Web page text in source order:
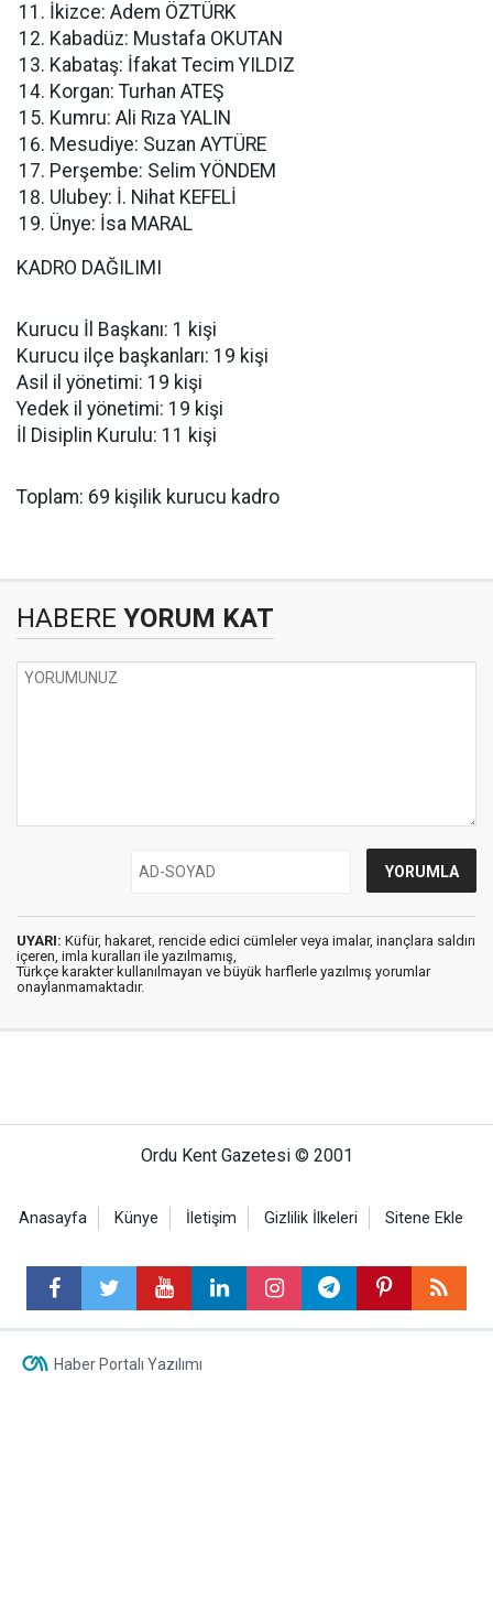
İkizce: Adem ÖZTÜRK
Kabadüz: Mustafa OKUTAN
Kabataş: İfakat Tecim YILDIZ
Korgan: Turhan ATEŞ
Kumru: Ali Rıza YALIN
Mesudiye: Suzan AYTÜRE
Perşembe: Selim YÖNDEM
Ulubey: İ. Nihat KEFELİ
Ünye: İsa MARAL
KADRO DAĞILIMI
Kurucu İl Başkanı: 1 kişi
Kurucu ilçe başkanları: 19 kişi
Asil il yönetimi: 19 kişi
Yedek il yönetimi: 19 kişi
İl Disiplin Kurulu: 11 kişi
Toplam: 69 kişilik kurucu kadro
HABERE YORUM KAT
UYARI: Küfür, hakaret, rencide edici cümleler veya imalar, inançlara saldırı
içeren, imla kuralları ile yazılmamış,
Türkçe karakter kullanılmayan ve büyük harflerle yazılmış yorumlar
onaylanmamaktadır.
Ordu Kent Gazetesi © 2001
Anasayfa Künye İletişim Gizlilik İlkeleri Sitene Ekle
Haber Portalı Yazılımı